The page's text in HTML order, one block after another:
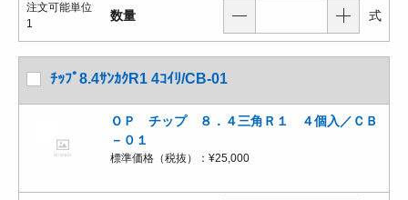
注文可能単位
1
数量 式
ﾁｯﾌﾟ8.4ｻﾝｶｸR1 4ｺｲﾘ/CB-01
ＯＰ チップ ８．４三角Ｒ１ ４個入／ＣＢ
－０１
標準価格（税抜）： ¥25,000